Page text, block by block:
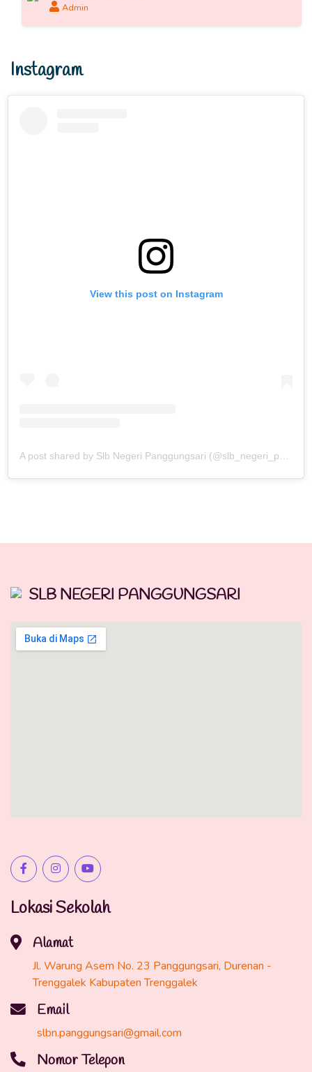
Admin
Instagram
View this post on Instagram
SLB NEGERI PANGGUNGSARI
Lokasi Sekolah
Alamat
Jl. Warung Asem No. 23 Panggungsari, Durenan -
Trenggalek Kabupaten Trenggalek
Email
slbn.panggungsari@gmail.com
Nomor Telepon